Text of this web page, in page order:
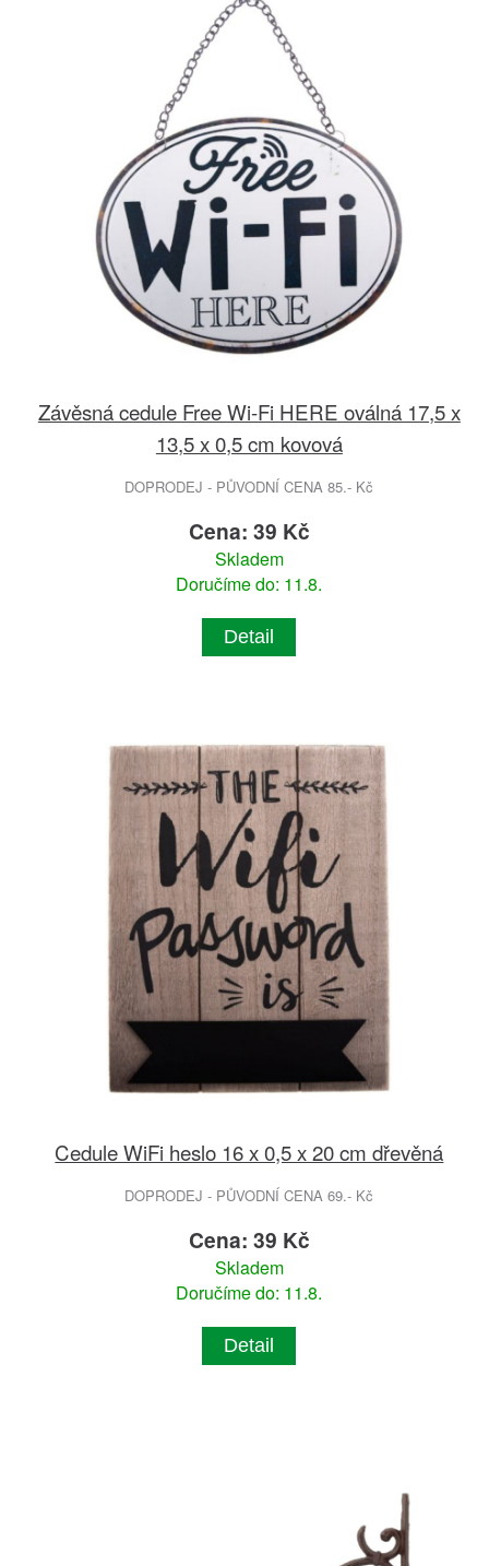
Závěsná cedule Free Wi-Fi HERE oválná 17,5 x
13,5 x 0,5 cm kovová
DOPRODEJ - PŮVODNÍ CENA 85.- Kč
Cena: 39 Kč
Skladem
Doručíme do: 11.8.
Detail
Cedule WiFi heslo 16 x 0,5 x 20 cm dřevěná
DOPRODEJ - PŮVODNÍ CENA 69.- Kč
Cena: 39 Kč
Skladem
Doručíme do: 11.8.
Detail